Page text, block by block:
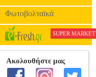
Φωτοβολταϊκά
SUPER MARKET